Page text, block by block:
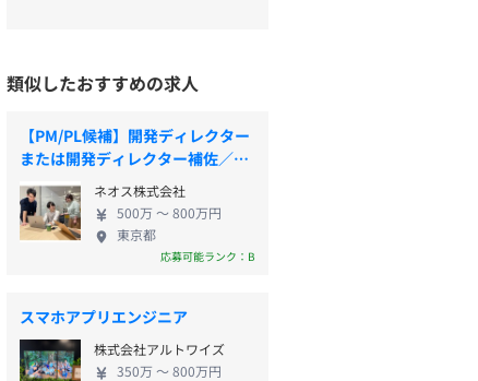
類似したおすすめの求人
【PM/PL候補】開発ディレクター
または開発ディレクター補佐／在
宅勤務
ネオス株式会社
500万 〜 800万円
東京都
応募可能ランク：B
スマホアプリエンジニア
株式会社アルトワイズ
350万 〜 800万円